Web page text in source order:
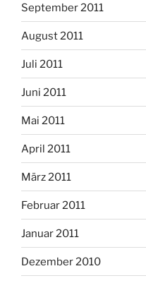
September 2011
August 2011
Juli 2011
Juni 2011
Mai 2011
April 2011
März 2011
Februar 2011
Januar 2011
Dezember 2010